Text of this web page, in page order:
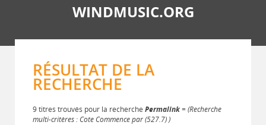
WINDMUSIC.ORG
RÉSULTAT DE LA
RECHERCHE
9 titres trouvés pour la recherche Permalink= (Recherche
multi-critères : Cote Commence par (527.7) )